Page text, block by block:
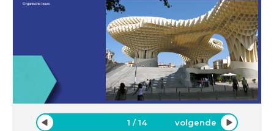
Organische bouw.
1 /14 volgende